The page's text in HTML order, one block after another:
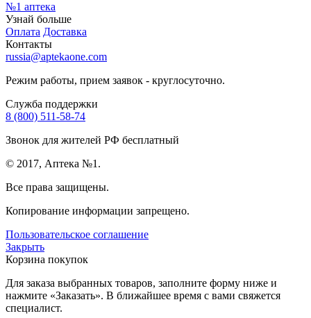
№1 аптека
Узнай больше
Оплата Доставка
Контакты
russia@aptekaone.com
Режим работы, прием заявок - круглосуточно.
Служба поддержки
8 (800) 511-58-74
Звонок для жителей РФ бесплатный
© 2017, Аптека №1.
Все права защищены.
Копирование информации запрещено.
Пользовательское соглашение
Закрыть
Корзина покупок
Для заказа выбранных товаров, заполните форму ниже и
нажмите «Заказать». В ближайшее время с вами свяжется
специалист.